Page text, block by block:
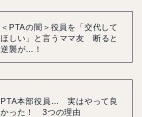
＜PTAの闇＞役員を「交代して
ほしい」と言うママ友 断ると
逆襲が…！
PTA本部役員… 実はやって良
かった！ 3つの理由